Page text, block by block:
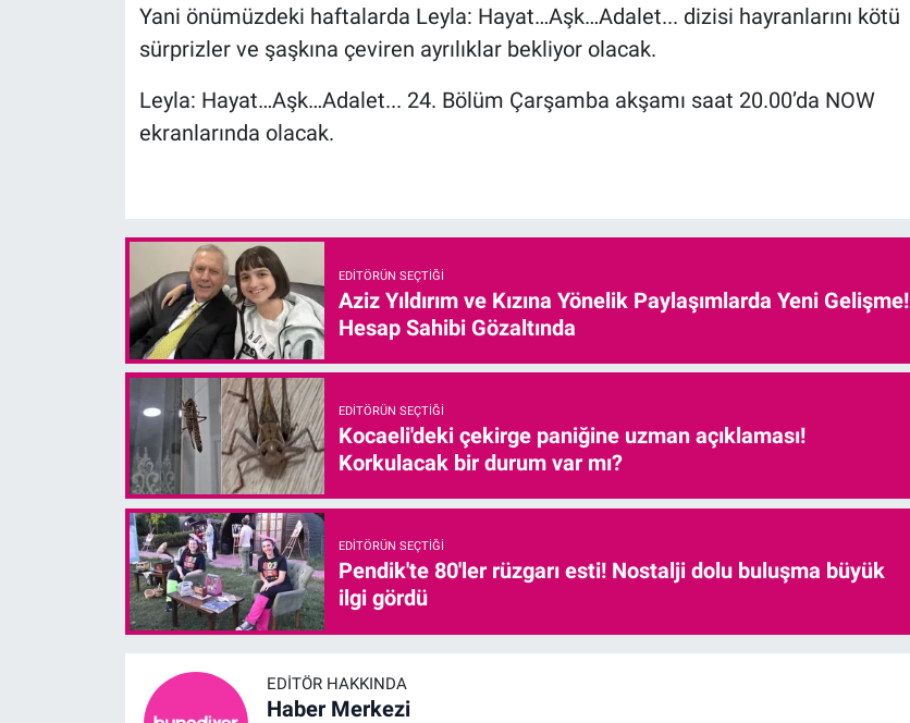
Yani önümüzdeki haftalarda Leyla: Hayat…Aşk…Adalet... dizisi hayranlarını kötü
sürprizler ve şaşkına çeviren ayrılıklar bekliyor olacak.
Leyla: Hayat…Aşk…Adalet... 24. Bölüm Çarşamba akşamı saat 20.00’da NOW
ekranlarında olacak.
EDITÖRÜN SEÇTIĞI
Aziz Yıldırım ve Kızına Yönelik Paylaşımlarda Yeni Gelişme!
Hesap Sahibi Gözaltında
EDITÖRÜN SEÇTIĞI
Kocaeli'deki çekirge paniğine uzman açıklaması!
Korkulacak bir durum var mı?
EDITÖRÜN SEÇTIĞI
Pendik'te 80'ler rüzgarı esti! Nostalji dolu buluşma büyük
ilgi gördü
EDITÖR HAKKINDA
Haber Merkezi